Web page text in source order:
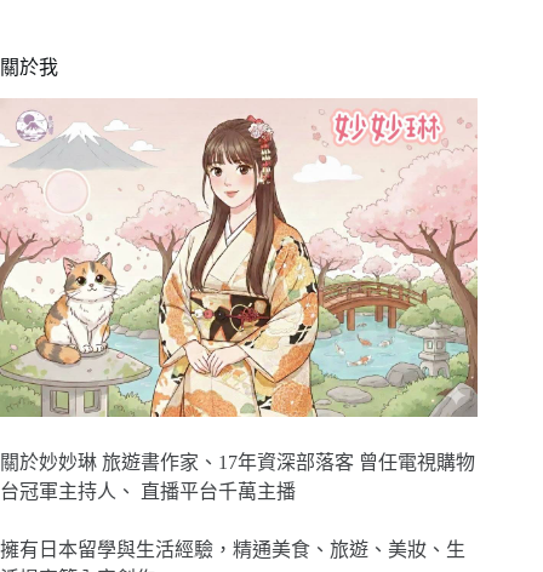
關於我
關於妙妙琳 旅遊書作家、17年資深部落客 曾任電視購物
台冠軍主持人、 直播平台千萬主播
擁有日本留學與生活經驗，精通美食、旅遊、美妝、生